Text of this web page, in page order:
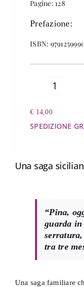
Pagine: 128
Prefazione:
ISBN:
La
padrone
€ 14,00
SPEDIZIONE
Una saga
“Pina,
guarda in
tra tre
Una saga familiare